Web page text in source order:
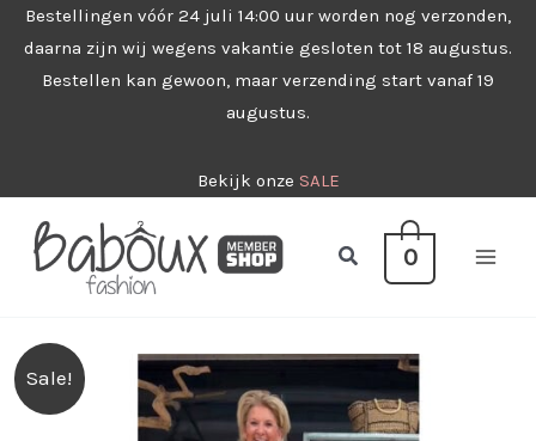
naar
Bestellingen vóór 24 juli 14:00 uur worden nog verzonden,
daarna zijn wij wegens vakantie gesloten tot 18 augustus.
Bestellen kan gewoon, maar verzending start vanaf 19
augustus.
Bekijk onze SALE
Zoeken0
Sale!